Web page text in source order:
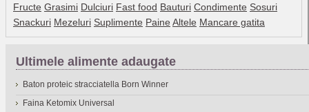
Fructe Grasimi Dulciuri Fast food Bauturi Condimente Sosuri
Snackuri Mezeluri Suplimente Paine Altele Mancare gatita
Ultimele alimente adaugate
Baton proteic stracciatella Born Winner
Faina Ketomix Universal